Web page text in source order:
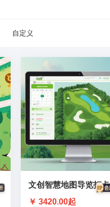
自定义
文创智慧地图导览打卡
￥ 3420.00起